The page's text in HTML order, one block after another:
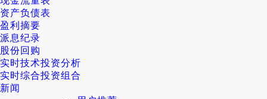
资产负债表
盈利摘要
派息纪录
股份回购
实时技术投资分析
实时综合投资组合
新闻